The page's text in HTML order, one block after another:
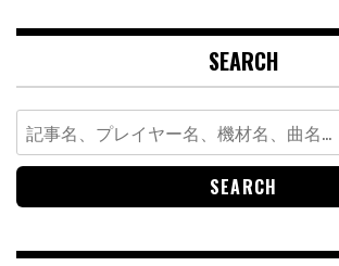
SEARCH
Search
for: